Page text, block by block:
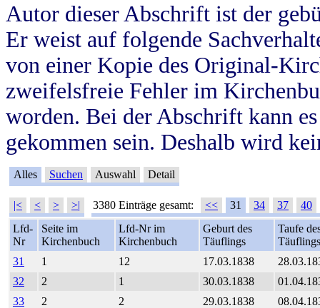
Autor dieser Abschrift ist der
Er weist auf folgende
von einer Kopie des Original-
zweifelsfreie Fehler im
worden. Bei der Abschrift kann
gekommen sein. Deshalb wird
Alles Suchen Auswahl Detail
|< < > >| 3380 Einträge gesamt: << 31 34 37
40
Lfd-
Nr
Seite im
Kirchenbuch
Lfd-Nr im
Kirchenbuch
Geburt des
Täuflings
Taufe
Täuflings
31
1 12 17.03.1838
32
2 1 30.03.1838
33
2 2 29.03.1838